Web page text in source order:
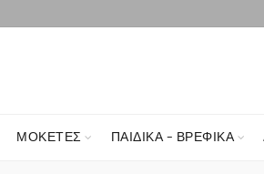
ΜΟΚΕΤΕΣ ΠΑΙΔΙΚΑ – ΒΡΕΦΙΚΑ